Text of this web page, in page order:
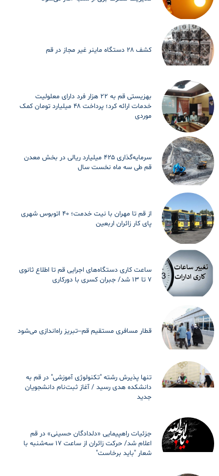
کشف ۲۸ دستگاه ماینر غیر مجاز در قم
بهزیستی قم به ۲۲ هزار فرد دارای معلولیت
خدمات ارائه کرد؛ پرداخت ۴۸ میلیارد تومان کمک
موردی
سرمایه‌گذاری ۴۲۵ میلیارد ریالی در بخش معدن
قم طی سه ماه نخست سال
از قم تا مهران با نیت خدمت؛ ۴۰ اتوبوس شهری
پای کار زائران اربعین
ساعت کاری دستگاه‌های اجرایی قم تا اطلاع ثانوی
۷ تا ۱۳ شد/ جبران کسری با دورکاری
قطار مسافری مستقیم قم–تبریز راه‌اندازی می‌شود
تنها پذیرش رشته "تکنولوژی آموزشی" در قم به
دانشکده هدی رسید / آغاز ثبت‌نام دانشجویان
جدید
جزئیات راهپیمایی «دلدادگان حسینی» در قم
اعلام شد/ حرکت زائران از ساعت ۱۷ سه‌شنبه با
شعار "باید برخاست"